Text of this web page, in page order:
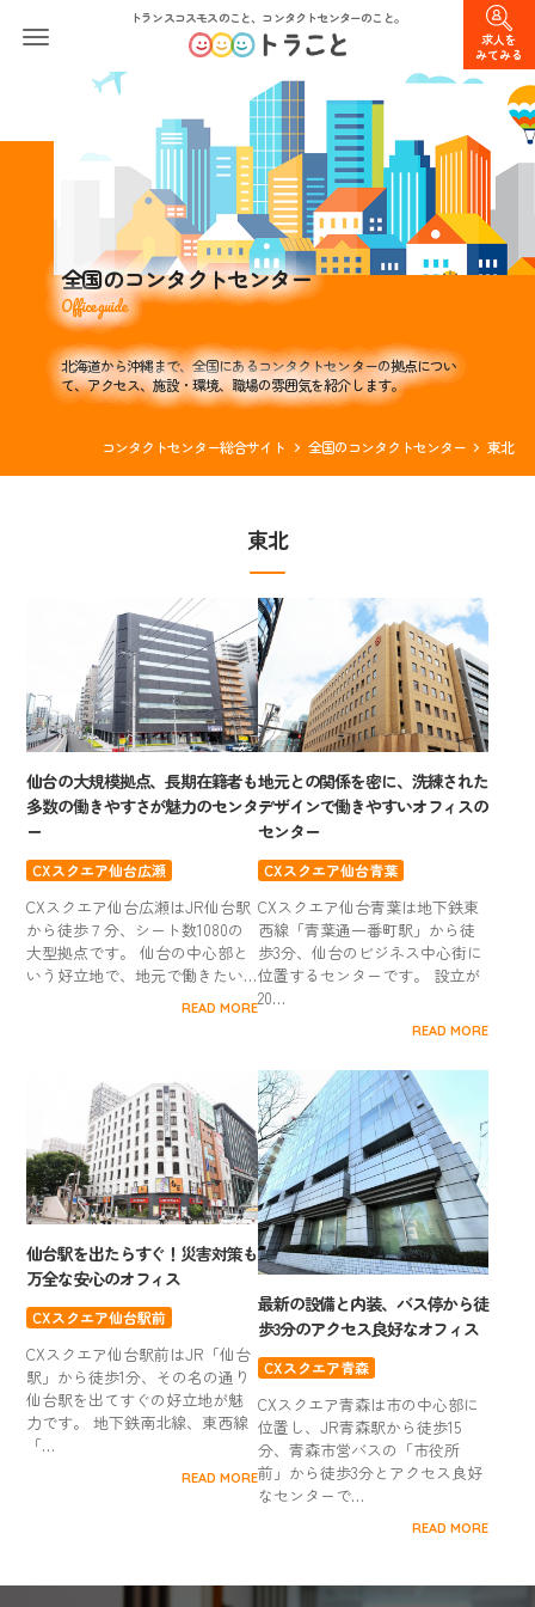
トランスコスモスのこと、コンタクトセンターのこと。
求人を
みてみる
全国のコンタクトセンター
Office guide
北海道から沖縄まで、全国にあるコンタクトセンターの拠点につい
て、アクセス、施設・環境、職場の雰囲気を紹介します。
コンタクトセンター総合サイト 全国のコンタクトセンター 東北
東北
仙台の大規模拠点、長期在籍者も
多数の働きやすさが魅力のセンタ
ー
CXスクエア仙台広瀬
CXスクエア仙台広瀬はJR仙台駅
から徒歩７分、シート数1080の
大型拠点です。 仙台の中心部と
いう好立地で、地元で働きたい…
READ MORE
地元との関係を密に、洗練された
デザインで働きやすいオフィスの
センター
CXスクエア仙台青葉
CXスクエア仙台青葉は地下鉄東
西線「青葉通一番町駅」から徒
歩3分、仙台のビジネス中心街に
位置するセンターです。 設立が
20…
READ MORE
仙台駅を出たらすぐ！災害対策も
万全な安心のオフィス
CXスクエア仙台駅前
CXスクエア仙台駅前はJR「仙台
駅」から徒歩1分、その名の通り
仙台駅を出てすぐの好立地が魅
力です。 地下鉄南北線、東西線
「…
READ MORE
最新の設備と内装、バス停から徒
歩3分のアクセス良好なオフィス
CXスクエア青森
CXスクエア青森は市の中心部に
位置し、JR青森駅から徒歩15
分、青森市営バスの「市役所
前」から徒歩3分とアクセス良好
なセンターで…
READ MORE